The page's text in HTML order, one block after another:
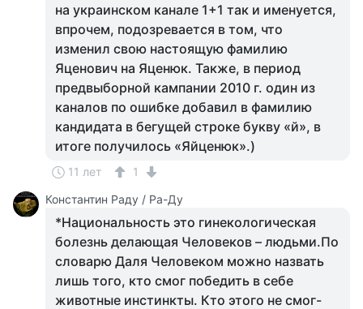
на украинском канале 1+1 так и именуется,
впрочем, подозревается в том, что
изменил свою настоящую фамилию
Яценович на Яценюк. Также, в период
предвыборной кампании 2010 г. один из
каналов по ошибке добавил в фамилию
кандидата в бегущей строке букву «й», в
итоге получилось «Яйценюк».)
11 лет
1
Константин Раду / Ра-Ду
*Национальность это гинекологическая
болезнь делающая Человеков – людьми.По
словарю Даля Человеком можно назвать
лишь того, кто смог победить в себе
животные инстинкты. Кто этого не смог-